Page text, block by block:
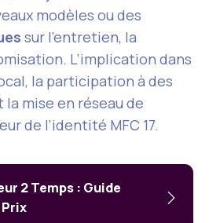
modèles ou des
sur l’entretien, la
L’implication dans
la participation à des
mise en réseau de
de l’identité MFC 17.
2 Temps : Guide
Prix